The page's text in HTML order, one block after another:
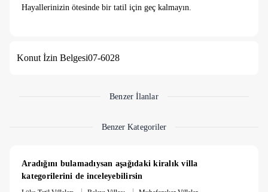
Hayallerinizin ötesinde bir tatil için geç kalmayın.
elbise dolabı, makyaj masası, komodin, klima ve banyo-wc
dolabı, makyaj masası, komodin, klima ve banyo-wc
Villamızda tüm ihtiyaçlarınızı karşılayacak mutfak
sehpa vb. eşyalar bulunmaktadır.
Havuz Bilgileri;
Villamızın, 4 * 9 metre ebatlarında 1,55 metre
Konut İzin Belgesi07-6028
Benzer İlanlar
Benzer Kategoriler
Aradığını bulamadıysan aşağıdaki kiralık villa
kategorilerini de inceleyebilirsin